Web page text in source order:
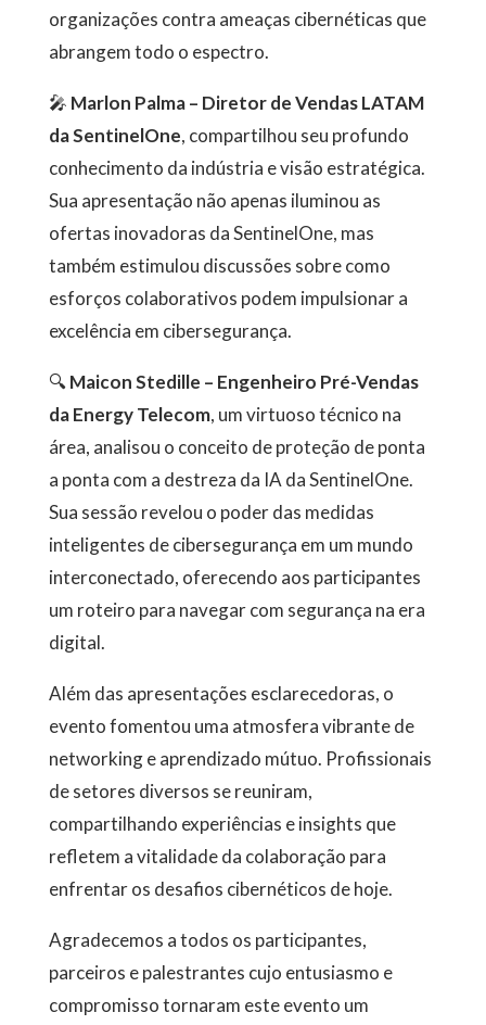
organizações contra ameaças cibernéticas que
abrangem todo o espectro.
🎤 Marlon Palma – Diretor de Vendas LATAM
da SentinelOne, compartilhou seu profundo
conhecimento da indústria e visão estratégica.
Sua apresentação não apenas iluminou as
ofertas inovadoras da SentinelOne, mas
também estimulou discussões sobre como
esforços colaborativos podem impulsionar a
excelência em cibersegurança.
🔍Maicon Stedille – Engenheiro Pré-Vendas
da Energy Telecom, um virtuoso técnico na
área, analisou o conceito de proteção de ponta
a ponta com a destreza da IA da SentinelOne.
Sua sessão revelou o poder das medidas
inteligentes de cibersegurança em um mundo
interconectado, oferecendo aos participantes
um roteiro para navegar com segurança na era
digital.
Além das apresentações esclarecedoras, o
evento fomentou uma atmosfera vibrante de
networking e aprendizado mútuo. Profissionais
de setores diversos se reuniram,
compartilhando experiências e insights que
refletem a vitalidade da colaboração para
enfrentar os desafios cibernéticos de hoje.
Agradecemos a todos os participantes,
parceiros e palestrantes cujo entusiasmo e
compromisso tornaram este evento um